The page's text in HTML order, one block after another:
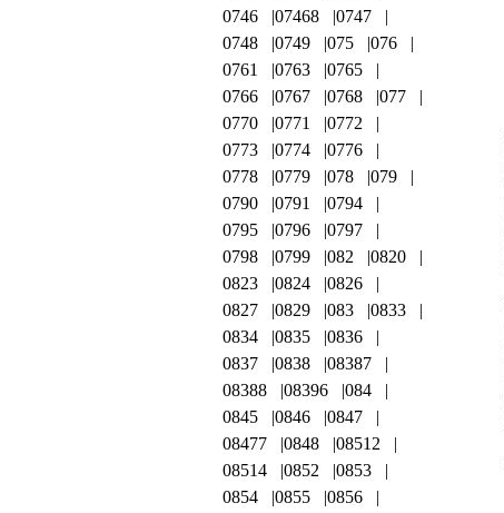
0746
07468
0747
0748
0749 075
076
0761
0763
0765
0766
0767 0768
077
0770
0771
0772
0773
0774
0776
0778
0779 078
079
0790
0791
0794
0795
0796
0797
0798
0799 082
0820
0823
0824
0826
0827
0829 083
0833
0834
0835
0836
0837
0838
08387
08388
08396
084
0845
0846
0847
08477
0848
08512
08514
0852
0853
0854
0855
0856